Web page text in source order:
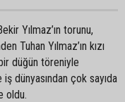
Yılmaz’ın torunu,
Tuhan Yılmaz’ın kızı
düğün töreniyle
dünyasından çok sayıda
oldu.